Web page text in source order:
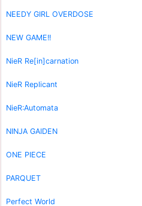
NEEDY GIRL OVERDOSE
NEW GAME!!
NieR Re[in]carnation
NieR Replicant
NieR:Automata
NINJA GAIDEN
ONE PIECE
PARQUET
Perfect World